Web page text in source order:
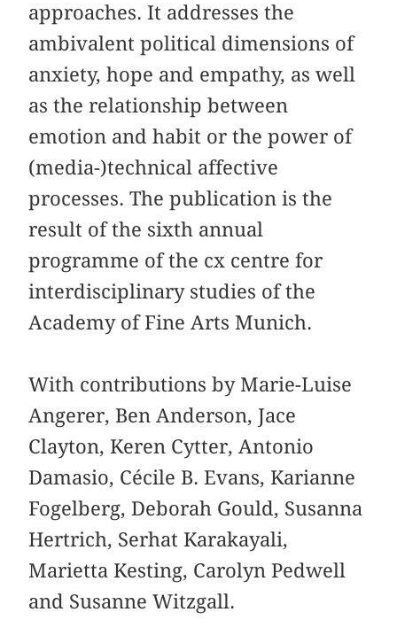
approaches. It addresses the
ambivalent political dimensions of
anxiety, hope and empathy, as well
as the relationship between
emotion and habit or the power of
(media-)technical affective
processes. The publication is the
result of the sixth annual
programme of the cx centre for
interdisciplinary studies of the
Academy of Fine Arts Munich.
With contributions by Marie-Luise
Angerer, Ben Anderson, Jace
Clayton, Keren Cytter, Antonio
Damasio, Cécile B. Evans, Karianne
Fogelberg, Deborah Gould, Susanna
Hertrich, Serhat Karakayali,
Marietta Kesting, Carolyn Pedwell
and Susanne Witzgall.